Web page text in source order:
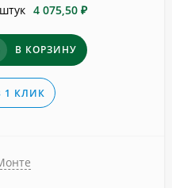
4 075,50 ₽
В КОРЗИНУ
1 КЛИК